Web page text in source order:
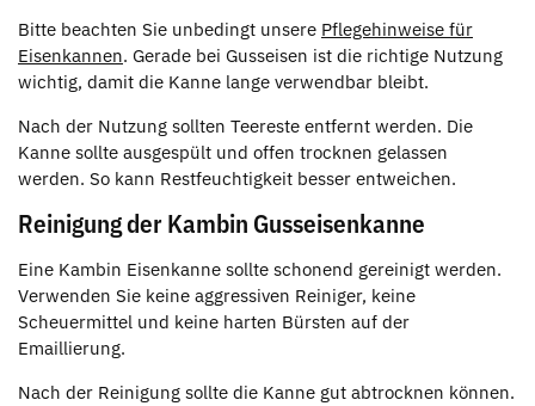
Bitte beachten Sie unbedingt unsere Pflegehinweise für
Eisenkannen. Gerade bei Gusseisen ist die richtige Nutzung
wichtig, damit die Kanne lange verwendbar bleibt.
Nach der Nutzung sollten Teereste entfernt werden. Die
Kanne sollte ausgespült und offen trocknen gelassen
werden. So kann Restfeuchtigkeit besser entweichen.
Reinigung der Kambin Gusseisenkanne
Eine Kambin Eisenkanne sollte schonend gereinigt werden.
Verwenden Sie keine aggressiven Reiniger, keine
Scheuermittel und keine harten Bürsten auf der
Emaillierung.
Nach der Reinigung sollte die Kanne gut abtrocknen können.